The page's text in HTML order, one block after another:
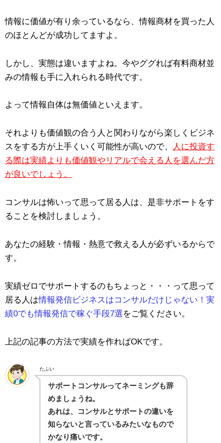
情報に価値が有り余っているなら、情報商材を買った人
のほとんどが成功してますよ。
しかし、実態は違いますよね。今やググれば有料商材並
みの情報も手に入れられる時代です。
よって情報自体は無価値といえます。
それよりも価値観の合う人と関わりながら楽しくビジネ
スをする方が上手くいく可能性が高いので、
人に投資す
る際は実績よりも価値観やリアルで会える人を選んだ方
が良いでしょう。
コンサルは怖いって思って居る人は、是非サポートをす
ることを検討しましょう。
あなたの経験・情報・熱意で救える人が必ずいるからで
す。
実績ゼロでサポートするのもちょっと・・・って思って
居る人は情報発信ビジネスはコンサルだけじゃない！実
績0でも情報発信で稼ぐ手段7選をご覧ください。
上記の記事の方法で実績を作ればOKです。
たふい
サポートコンサルってネーミングも辞
めましょうね。
あれは、コンサルとサポートの違いを
知らないと言っているみたいなもので
かなり痛いです。